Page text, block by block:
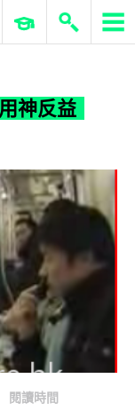
神反益iPhone
ERP 與商業 AI
神反益
閱讀時間